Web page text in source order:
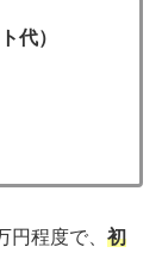
代）
程度で、 初